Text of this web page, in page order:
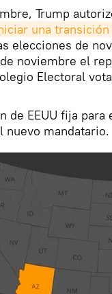
Trump
una
elecciones de
noviembre el
Electoral
de EEUU fija
nuevo mandatario.